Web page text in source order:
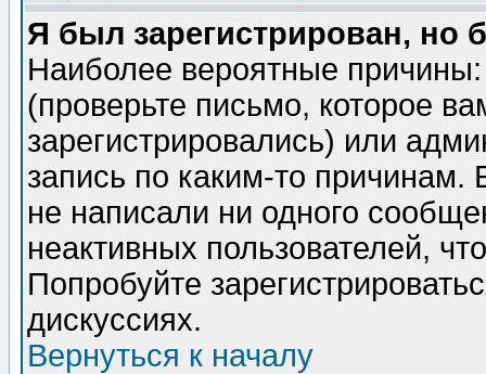
Я был зарегистрирован, но
Наиболее вероятные
(проверьте письмо, которое
зарегистрировались) или
запись по каким-то
не написали ни одного
неактивных пользователей,
Попробуйте
дискуссиях.
Вернуться к началу